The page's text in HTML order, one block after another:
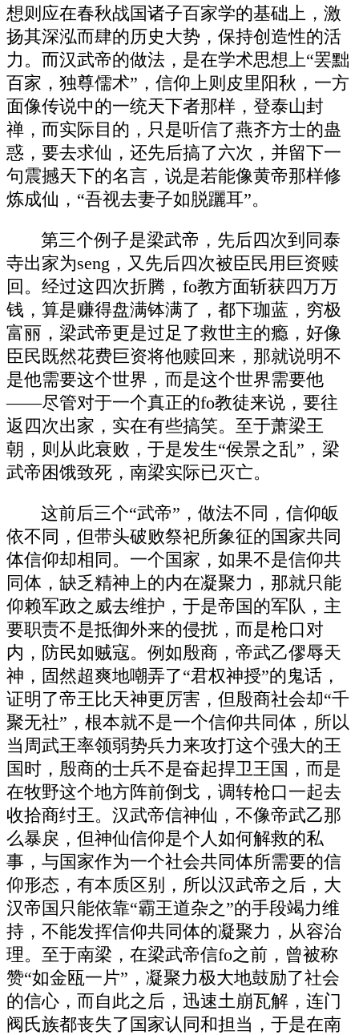
想则应在春秋战国诸子百家学的基础上，激
扬其深泓而肆的历史大势，保持创造性的活
力。而汉武帝的做法，是在学术思想上“罢黜
百家，独尊儒术”，信仰上则皮里阳秋，一方
面像传说中的一统天下者那样，登泰山封
禅，而实际目的，只是听信了燕齐方士的蛊
惑，要去求仙，还先后搞了六次，并留下一
句震撼天下的名言，说是若能像黄帝那样修
炼成仙，“吾视去妻子如脱躧耳”。
第三个例子是梁武帝，先后四次到同泰
寺出家为seng，又先后四次被臣民用巨资赎
回。经过这四次折腾，fo教方面斩获四万万
钱，算是赚得盘满钵满了，都下珈蓝，穷极
富丽，梁武帝更是过足了救世主的瘾，好像
臣民既然花费巨资将他赎回来，那就说明不
是他需要这个世界，而是这个世界需要他
——尽管对于一个真正的fo教徒来说，要往
返四次出家，实在有些搞笑。至于萧梁王
朝，则从此衰败，于是发生“侯景之乱”，梁
武帝困饿致死，南梁实际已灭亡。
这前后三个“武帝”，做法不同，信仰皈
依不同，但带头破败祭祀所象征的国家共同
体信仰却相同。一个国家，如果不是信仰共
同体，缺乏精神上的内在凝聚力，那就只能
仰赖军政之威去维护，于是帝国的军队，主
要职责不是抵御外来的侵扰，而是枪口对
内，防民如贼寇。例如殷商，帝武乙僇辱天
神，固然超爽地嘲弄了“君权神授”的鬼话，
证明了帝王比天神更厉害，但殷商社会却“千
聚无社”，根本就不是一个信仰共同体，所以
当周武王率领弱势兵力来攻打这个强大的王
国时，殷商的士兵不是奋起捍卫王国，而是
在牧野这个地方阵前倒戈，调转枪口一起去
收拾商纣王。汉武帝信神仙，不像帝武乙那
么暴戾，但神仙信仰是个人如何解救的私
事，与国家作为一个社会共同体所需要的信
仰形态，有本质区别，所以汉武帝之后，大
汉帝国只能依靠“霸王道杂之”的手段竭力维
持，不能发挥信仰共同体的凝聚力，从容治
理。至于南梁，在梁武帝信fo之前，曾被称
赞“如金瓯一片”，凝聚力极大地鼓励了社会
的信心，而自此之后，迅速土崩瓦解，连门
阀氏族都丧失了国家认同和担当，于是在南